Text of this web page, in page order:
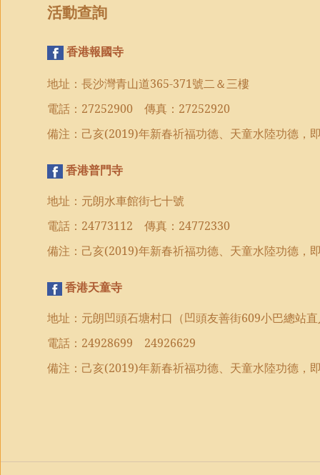
活動查詢
香港報國寺
地址：長沙灣青山道365-371號二＆三樓
電話： 27252900 傳真： 27252920
備注：己亥(2019)年新春祈福功德、 天童水陸功德，
香港普門寺
地址：元朗水車館街七十號
電話： 24773112 傳真： 24772330
備注：己亥(2019)年新春祈福功德、 天童水陸功德，
香港天童寺
地址：元朗凹頭石塘村口（凹頭友善街609小巴總站
電話： 24928699
24926629
備注：己亥(2019)年新春祈福功德、 天童水陸功德，